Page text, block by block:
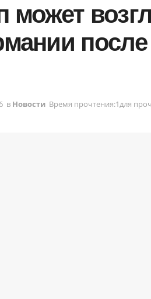
может
в Новости Время прочтения:1для